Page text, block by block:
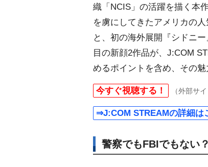
織「NCIS」の活躍を描く本
を虜にしてきたアメリカの
と、初の海外展開『シドニ
目の新顔2作品が、J:COM
めるポイントを含め、その魅
今すぐ視聴する！ （外部サイ
⇒J:COM STREAMの詳細は
警察でもFBIでもない